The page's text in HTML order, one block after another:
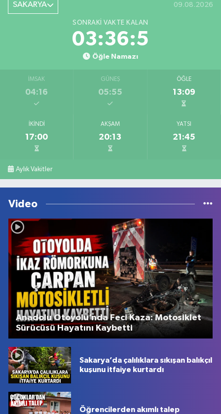
SAKARYA 09.08.2026
SONRAKI VAKTE KALAN
03:36:5
Öğle Namazı
İMSAK
04:16
GÜNEŞ
05:55
ÖĞLE
13:09
İKINDI
17:00
AKŞAM
20:13
YATSI
21:45
Aylık Vakitler
Video
Anadolu Otoyolu’nda Feci Kaza: Motosiklet
Sürücüsü Hayatını Kaybetti
Sakarya’da çalılıklara sıkışan balıkçıl
kuşunu itfaiye kurtardı
Öğrencilerden akımlı talep